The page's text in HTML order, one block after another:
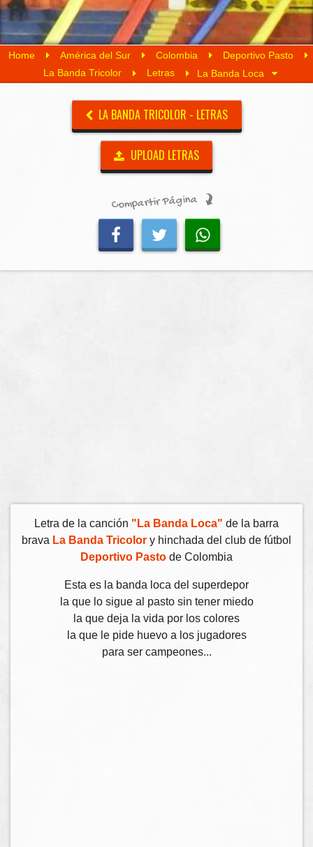
Home América del Sur Colombia
Deportivo Pasto
La Banda Tricolor
Letras La Banda Loca
LA BANDA TRICOLOR - LETRAS
UPLOAD LETRAS
Compartir Página
Letra de la canción "La Banda Loca" de la barra
brava La Banda Tricolor y hinchada del club de fútbol
Deportivo Pasto de Colombia
Esta es la banda loca del superdepor
la que lo sigue al pasto sin tener miedo
la que deja la vida por los colores
la que le pide huevo a los jugadores
para ser campeones...